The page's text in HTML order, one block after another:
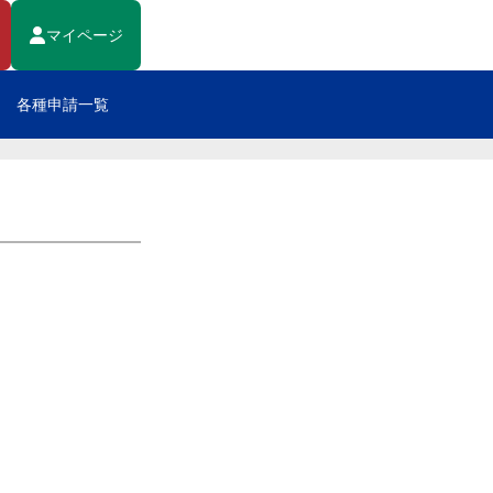
マイページ
各種申請一覧